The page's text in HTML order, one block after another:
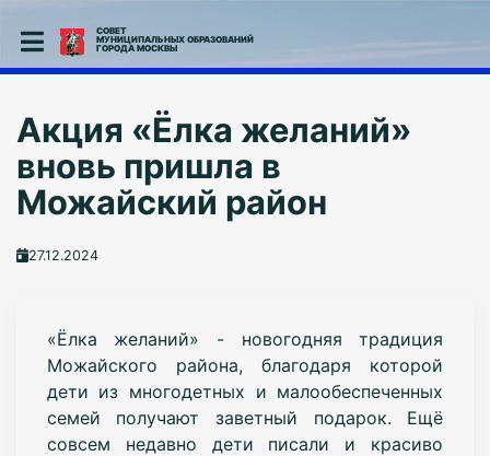
СОВЕТ
МУНИЦИПАЛЬНЫХ ОБРАЗОВАНИЙ
ГОРОДА МОСКВЫ
Акция «Ёлка желаний»
вновь пришла в
Можайский район
27.12.2024
«Ёлка желаний» - новогодняя традиция
Можайского района, благодаря которой
дети из многодетных и малообеспеченных
семей получают заветный подарок. Ещё
совсем недавно дети писали и красиво